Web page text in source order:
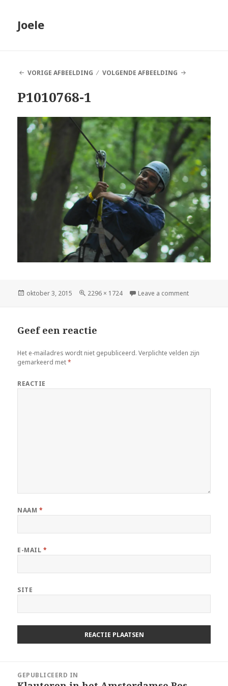
Joele
VORIGE AFBEELDING VOLGENDE AFBEELDING
P1010768-1
Geplaatst
oktober 3, 2015
Volledige
2296 × 1724 Leave a comment
Geef een reactie
Het e-mailadres wordt niet gepubliceerd. Verplichte velden zijn
gemarkeerd met*
REACTIE
NAAM *
E-MAIL *
SITE
GEPUBLICEERD IN